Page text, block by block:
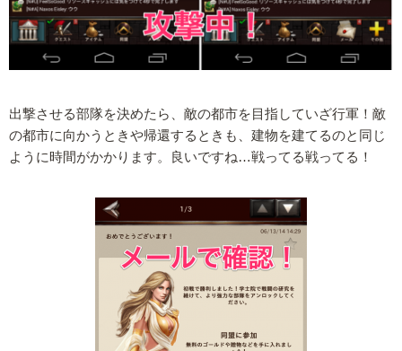
出撃させる部隊を決めたら、敵の都市を目指していざ行軍！敵
の都市に向かうときや帰還するときも、建物を建てるのと同じ
ように時間がかかります。良いですね…戦ってる戦ってる！